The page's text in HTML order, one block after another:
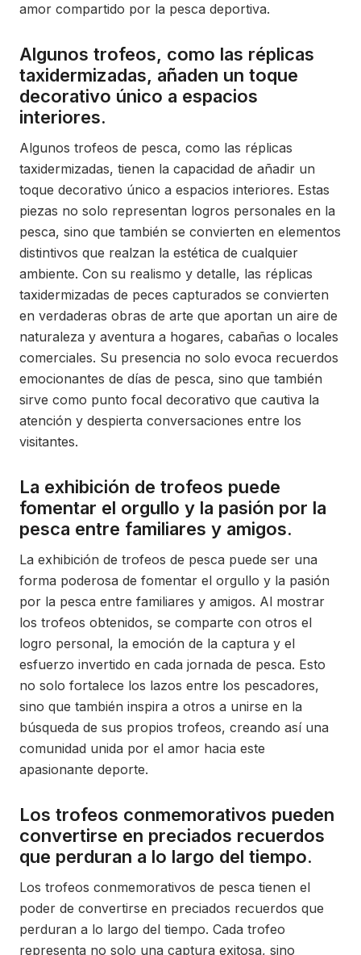
amor compartido por la pesca deportiva.
Algunos trofeos, como las réplicas
taxidermizadas, añaden un toque
decorativo único a espacios
interiores.
Algunos trofeos de pesca, como las réplicas
taxidermizadas, tienen la capacidad de añadir un
toque decorativo único a espacios interiores. Estas
piezas no solo representan logros personales en la
pesca, sino que también se convierten en elementos
distintivos que realzan la estética de cualquier
ambiente. Con su realismo y detalle, las réplicas
taxidermizadas de peces capturados se convierten
en verdaderas obras de arte que aportan un aire de
naturaleza y aventura a hogares, cabañas o locales
comerciales. Su presencia no solo evoca recuerdos
emocionantes de días de pesca, sino que también
sirve como punto focal decorativo que cautiva la
atención y despierta conversaciones entre los
visitantes.
La exhibición de trofeos puede
fomentar el orgullo y la pasión por la
pesca entre familiares y amigos.
La exhibición de trofeos de pesca puede ser una
forma poderosa de fomentar el orgullo y la pasión
por la pesca entre familiares y amigos. Al mostrar
los trofeos obtenidos, se comparte con otros el
logro personal, la emoción de la captura y el
esfuerzo invertido en cada jornada de pesca. Esto
no solo fortalece los lazos entre los pescadores,
sino que también inspira a otros a unirse en la
búsqueda de sus propios trofeos, creando así una
comunidad unida por el amor hacia este
apasionante deporte.
Los trofeos conmemorativos pueden
convertirse en preciados recuerdos
que perduran a lo largo del tiempo.
Los trofeos conmemorativos de pesca tienen el
poder de convertirse en preciados recuerdos que
perduran a lo largo del tiempo. Cada trofeo
representa no solo una captura exitosa, sino